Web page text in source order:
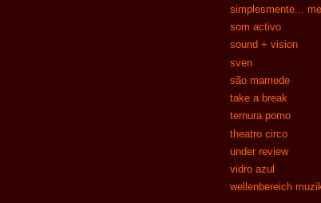
simplesmente...
som activo
sound + vision
sven
são mamede
take a break
ternura porno
theatro circo
under review
vidro azul
wellenbereich